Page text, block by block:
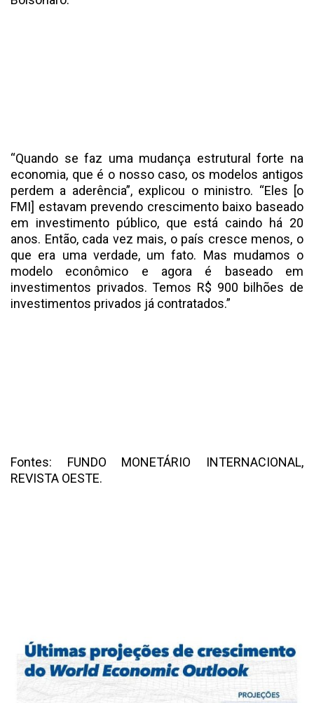
“Quando se faz uma mudança estrutural forte na
economia, que é o nosso caso, os modelos antigos
perdem a aderência”, explicou o ministro. “Eles [o
FMI] estavam prevendo crescimento baixo baseado
em investimento público, que está caindo há 20
anos. Então, cada vez mais, o país cresce menos, o
que era uma verdade, um fato. Mas mudamos o
modelo econômico e agora é baseado em
investimentos privados. Temos R$ 900 bilhões de
investimentos privados já contratados.”
Fontes: FUNDO MONETÁRIO INTERNACIONAL,
REVISTA OESTE.